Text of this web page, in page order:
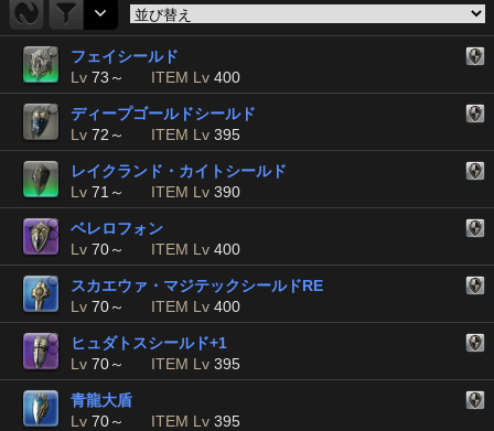
フェイシールド
Lv 73～ ITEM Lv 400
ディープゴールドシールド
Lv 72～ ITEM Lv 395
レイクランド・カイトシールド
Lv 71～ ITEM Lv 390
ベレロフォン
Lv 70～ ITEM Lv 400
スカエウァ・マジテックシールドRE
Lv 70～ ITEM Lv 400
ヒュダトスシールド+1
Lv 70～ ITEM Lv 395
青龍大盾
Lv 70～ ITEM Lv 395